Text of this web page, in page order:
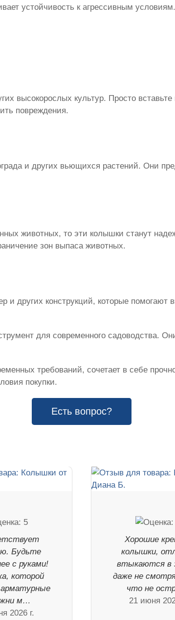
устойчивость к агрессивным условиям.
высокорослых культур. Просто
повреждения.
и других вьющихся растений. Они
животных, то эти колышки станут
зон выпаса животных.
других конструкций, которые помогают
для современного садоводства.
требований, сочетает в себе
покупки.
Есть вопрос?
Будьте
с руками!
которой
м…
2026 г.
Хорошие
колышки,
втыкаются в
даже не
что не
21 июня